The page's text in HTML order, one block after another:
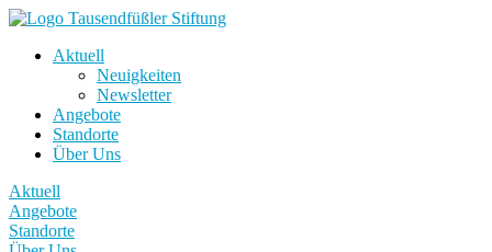
Aktuell
Neuigkeiten
Newsletter
Angebote
Standorte
Über Uns
Aktuell
Angebote
Standorte